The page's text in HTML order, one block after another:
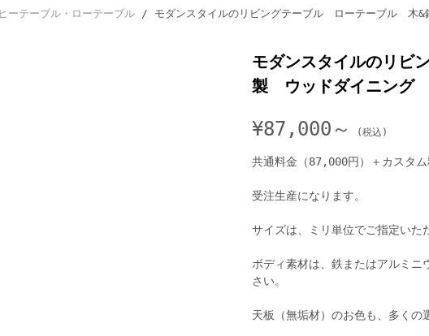
ーテーブル・ローテーブル / モダンスタイルのリビングテーブル ローテーブル 木&
モダンスタイルのリ
製 ウッドダイニング
¥87,000～
共通料金（87,000円）＋カスタム
受注生産になります。
サイズは、ミリ単位でご指定いた
ボディ素材は、鉄またはアルミニ
さい。
天板（無垢材）のお色も、多くの